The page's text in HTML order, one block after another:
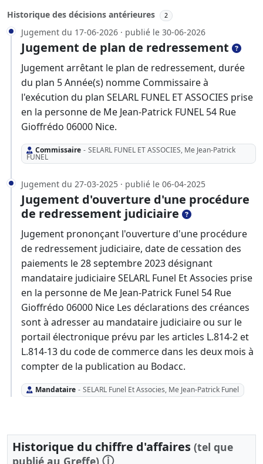
Historique des décisions antérieures 2
Jugement du 17-06-2026 · publié le 30-06-2026
Jugement de plan de redressement
Jugement arrêtant le plan de redressement, durée
du plan 5 Année(s) nomme Commissaire à
l'exécution du plan SELARL FUNEL ET ASSOCIES prise
en la personne de Me Jean-Patrick FUNEL 54 Rue
Gioffrédo 06000 Nice.
Commissaire - SELARL FUNEL ET ASSOCIES, Me Jean-Patrick
FUNEL
Jugement du 27-03-2025 · publié le 06-04-2025
Jugement d'ouverture d'une procédure
de redressement judiciaire
Jugement prononçant l'ouverture d'une procédure
de redressement judiciaire, date de cessation des
paiements le 28 septembre 2023 désignant
mandataire judiciaire SELARL Funel Et Associes prise
en la personne de Me Jean-Patrick Funel 54 Rue
Gioffrédo 06000 Nice Les déclarations des créances
sont à adresser au mandataire judiciaire ou sur le
portail électronique prévu par les articles L.814-2 et
L.814-13 du code de commerce dans les deux mois à
compter de la publication au Bodacc.
Mandataire - SELARL Funel Et Associes, Me Jean-Patrick Funel
Historique du chiffre d'affaires (tel que
publié au Greffe) ⓘ